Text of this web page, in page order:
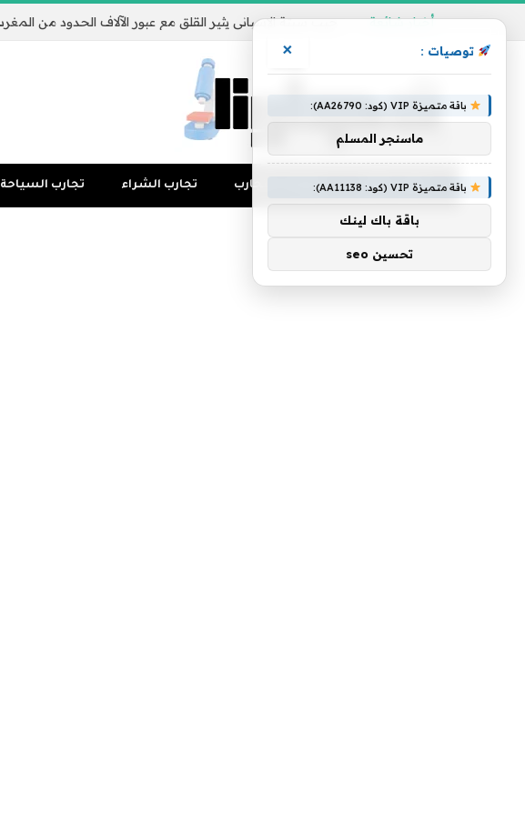
أخبار شائعة
تجارب المال منوعات التجارب تجارب الشراء تجارب السياحة
توصيات : ×
باقة متميزة VIP (كود: AA26790):
ماسنجر المسلم
باقة متميزة VIP (كود: AA11138):
باقة باك لينك
تحسين seo